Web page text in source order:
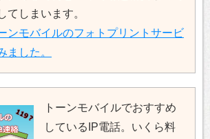
てしまいます。
ンモバイルのフォトプリントサービ
ました。
トーンモバイルでおすすめ
しているIP電話。いくら料